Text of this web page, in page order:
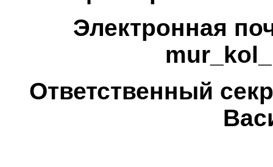
Электронная
mur
Ответственный